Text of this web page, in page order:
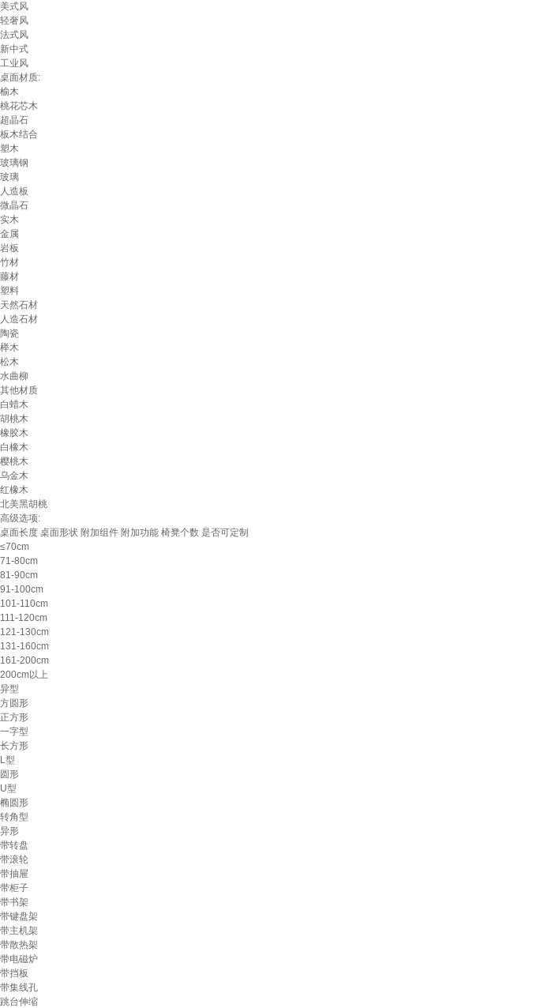
美式风
轻奢风
法式风
新中式
工业风
桌面材质:
榆木
桃花芯木
超晶石
板木结合
塑木
玻璃钢
玻璃
人造板
微晶石
实木
金属
岩板
竹材
藤材
塑料
天然石材
人造石材
陶瓷
榉木
松木
水曲柳
其他材质
白蜡木
胡桃木
橡胶木
白橡木
樱桃木
乌金木
红橡木
北美黑胡桃
高级选项:
桌面长度 桌面形状 附加组件 附加功能 椅凳个数 是否可定制
≤70cm
71-80cm
81-90cm
91-100cm
101-110cm
111-120cm
121-130cm
131-160cm
161-200cm
200cm以上
异型
方圆形
正方形
一字型
长方形
L型
圆形
U型
椭圆形
转角型
异形
带转盘
带滚轮
带抽屉
带柜子
带书架
带键盘架
带主机架
带散热架
带电磁炉
带挡板
带集线孔
跳台伸缩